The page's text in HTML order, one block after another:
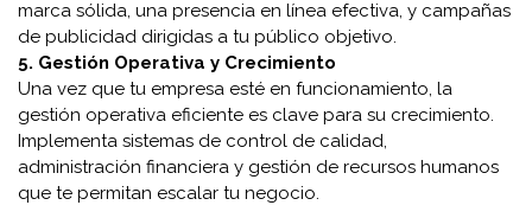
marca sólida, una presencia en línea efectiva, y campañas
de publicidad dirigidas a tu público objetivo.
5. Gestión Operativa y Crecimiento
Una vez que tu empresa esté en funcionamiento, la
gestión operativa eficiente es clave para su crecimiento.
Implementa sistemas de control de calidad,
administración financiera y gestión de recursos humanos
que te permitan escalar tu negocio.